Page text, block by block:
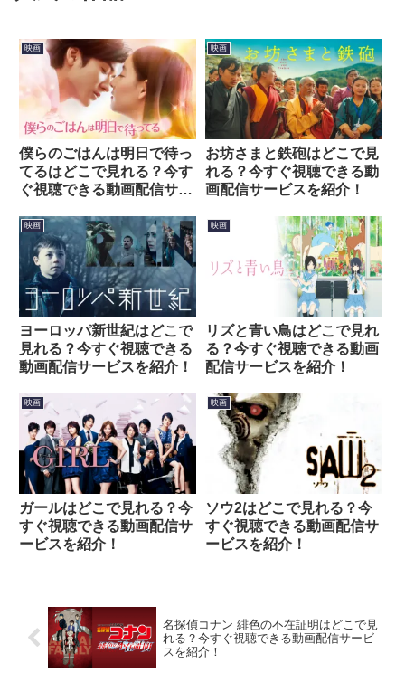
映画
僕らのごはんは明日で待っ
てるはどこで見れる？今す
ぐ視聴できる動画配信サー
映画
お坊さまと鉄砲はどこで見
れる？今すぐ視聴できる動
画配信サービスを紹介！
映画
ヨーロッパ新世紀はどこで
見れる？今すぐ視聴できる
動画配信サービスを紹介！
映画
リズと青い鳥はどこで見れ
る？今すぐ視聴できる動画
配信サービスを紹介！
映画
ガールはどこで見れる？今
すぐ視聴できる動画配信サ
ービスを紹介！
映画
ソウ2はどこで見れる？今
すぐ視聴できる動画配信サ
ービスを紹介！
名探偵コナン 緋色の不在証明はどこで見
れる？今すぐ視聴できる動画配信サービ
スを紹介！